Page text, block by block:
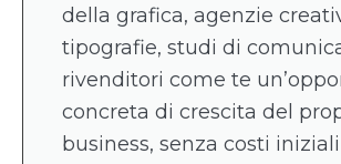
della grafica, agenzie
tipografie, studi di
rivenditori come te
concreta di crescita del
business, senza costi